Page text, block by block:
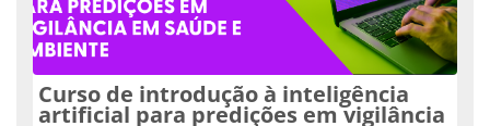
Curso de introdução à inteligência
artificial para predições em vigilância